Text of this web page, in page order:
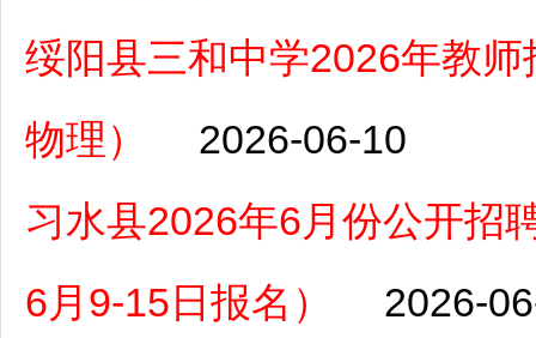
绥阳县三和中学2026年教
物理）
2026-06-10
习水县2026年6月份公开招
6月9-15日报名）
2026-